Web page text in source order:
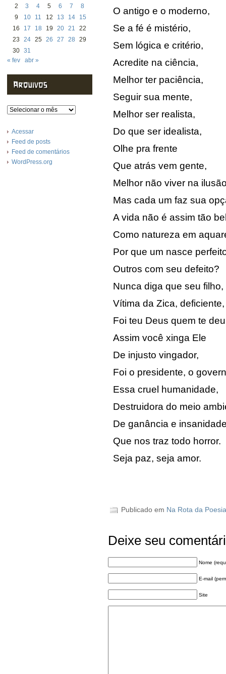
2
3 4 5 6 7
8
9
10 11 12 13 14
15
16
17 18 19 20 21
22
23
24 25 26 27 28
29
30 31
« fev
abr »
Arquivos
Acessar
Feed de posts
Feed de comentários
WordPress.org
O antigo e o moderno,
Se a fé é mistério,
Sem lógica e critério,
Acredite na ciência,
Melhor ter paciência,
Seguir sua mente,
Melhor ser realista,
Do que ser idealista,
Olhe pra frente
Que atrás vem gente,
Melhor não viver na
Mas cada um faz sua
A vida não é assim tão
Como natureza em
Por que um nasce
Outros com seu defeito?
Nunca diga que seu filho,
Vítima da Zica, deficiente,
Foi teu Deus quem te
Assim você xinga Ele
De injusto vingador,
Foi o presidente, o
Essa cruel humanidade,
Destruidora do meio
De ganância e
Que nos traz todo horror.
Seja paz, seja amor.
Publicado em Na Rota da Poesia
Deixe seu
Nome
E-mail
Site